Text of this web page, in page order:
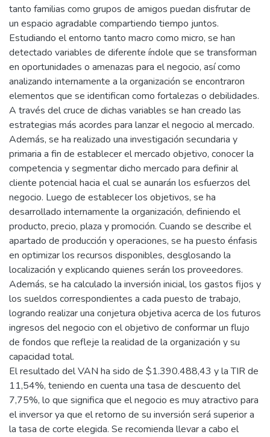
tanto familias como grupos de amigos puedan disfrutar de
un espacio agradable compartiendo tiempo juntos.
Estudiando el entorno tanto macro como micro, se han
detectado variables de diferente índole que se transforman
en oportunidades o amenazas para el negocio, así como
analizando internamente a la organización se encontraron
elementos que se identifican como fortalezas o debilidades.
A través del cruce de dichas variables se han creado las
estrategias más acordes para lanzar el negocio al mercado.
Además, se ha realizado una investigación secundaria y
primaria a fin de establecer el mercado objetivo, conocer la
competencia y segmentar dicho mercado para definir al
cliente potencial hacia el cual se aunarán los esfuerzos del
negocio. Luego de establecer los objetivos, se ha
desarrollado internamente la organización, definiendo el
producto, precio, plaza y promoción. Cuando se describe el
apartado de producción y operaciones, se ha puesto énfasis
en optimizar los recursos disponibles, desglosando la
localización y explicando quienes serán los proveedores.
Además, se ha calculado la inversión inicial, los gastos fijos y
los sueldos correspondientes a cada puesto de trabajo,
logrando realizar una conjetura objetiva acerca de los futuros
ingresos del negocio con el objetivo de conformar un flujo
de fondos que refleje la realidad de la organización y su
capacidad total.
El resultado del VAN ha sido de $1.390.488,43 y la TIR de
11,54%, teniendo en cuenta una tasa de descuento del
7,75%, lo que significa que el negocio es muy atractivo para
el inversor ya que el retorno de su inversión será superior a
la tasa de corte elegida. Se recomienda llevar a cabo el